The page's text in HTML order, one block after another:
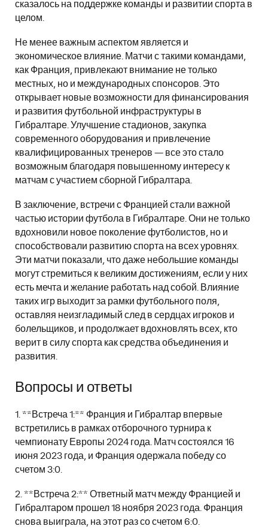
сказалось на поддержке команды и развитии спорта в
целом.
Не менее важным аспектом является и
экономическое влияние. Матчи с такими командами,
как Франция, привлекают внимание не только
местных, но и международных спонсоров. Это
открывает новые возможности для финансирования
и развития футбольной инфраструктуры в
Гибралтаре. Улучшение стадионов, закупка
современного оборудования и привлечение
квалифицированных тренеров — все это стало
возможным благодаря повышенному интересу к
матчам с участием сборной Гибралтара.
В заключение, встречи с Францией стали важной
частью истории футбола в Гибралтаре. Они не только
вдохновили новое поколение футболистов, но и
способствовали развитию спорта на всех уровнях.
Эти матчи показали, что даже небольшие команды
могут стремиться к великим достижениям, если у них
есть мечта и желание работать над собой. Влияние
таких игр выходит за рамки футбольного поля,
оставляя неизгладимый след в сердцах игроков и
болельщиков, и продолжает вдохновлять всех, кто
верит в силу спорта как средства объединения и
развития.
Вопросы и ответы
1. **Встреча 1:** Франция и Гибралтар впервые
встретились в рамках отборочного турнира к
чемпионату Европы 2024 года. Матч состоялся 16
июня 2023 года, и Франция одержала победу со
счетом 3:0.
2. **Встреча 2:** Ответный матч между Францией и
Гибралтаром прошел 18 ноября 2023 года. Франция
снова выиграла, на этот раз со счетом 6:0.